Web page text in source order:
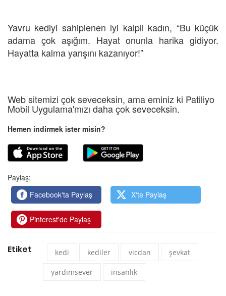
Yavru kediyi sahiplenen iyi kalpli kadın, “Bu küçük
adama çok aşığım. Hayat onunla harika gidiyor.
Hayatta kalma yarışını kazanıyor!”
Web sitemizi çok seveceksin, ama eminiz ki Patiliyo
Mobil Uygulama'mızı daha çok seveceksin.
Hemen indirmek ister misin?
Paylaş:
Facebook'ta Paylaş
X'te Paylaş
Pinterest'de Paylaş
Etiket kedi kediler vicdan şevkat
yardımsever insanlık